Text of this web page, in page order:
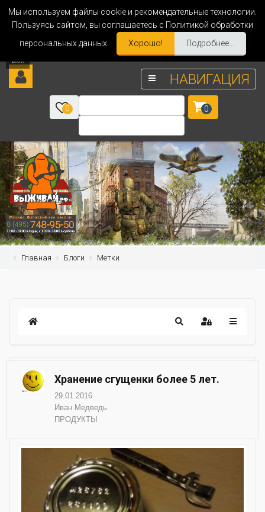
Мы используем файлы cookie и рекомендательные технологии.
Пользуясь сайтом, вы соглашаетесь с Политикой обработки
персональных данных.
Хорошо! Подробнее...
НАВИГАЦИЯ
0 0
Главная Блоги Метки
Хранение сгущенки более 5 лет.
29.01.2016
Иван Медведь
ПРОДУКТЫ